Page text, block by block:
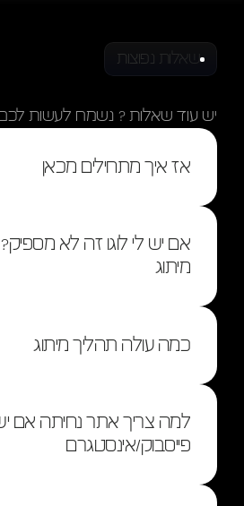
אז איך מתחילים מכאן
מיתוג
כמה עולה תהליך מיתוג
פייסבוק/אינסטגרם
שאלות נפוצות
תשובות שאלות
יש עוד שאלות ? נשמח לעשות